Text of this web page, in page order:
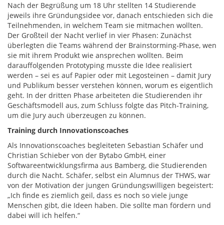
Nach der Begrüßung um 18 Uhr stellten 14 Studierende
jeweils ihre Gründungsidee vor, danach entschieden sich die
Teilnehmenden, in welchem Team sie mitmachen wollten.
Der Großteil der Nacht verlief in vier Phasen: Zunächst
überlegten die Teams während der Brainstorming-Phase, wen
sie mit ihrem Produkt wie ansprechen wollten. Beim
darauffolgenden Prototyping musste die Idee realisiert
werden – sei es auf Papier oder mit Legosteinen – damit Jury
und Publikum besser verstehen können, worum es eigentlich
geht. In der dritten Phase arbeiteten die Studierenden ihr
Geschäftsmodell aus, zum Schluss folgte das Pitch-Training,
um die Jury auch überzeugen zu können.
Training durch Innovationscoaches
Als Innovationscoaches begleiteten Sebastian Schäfer und
Christian Schieber von der Bytabo GmbH, einer
Softwareentwicklungsfirma aus Bamberg, die Studierenden
durch die Nacht. Schäfer, selbst ein Alumnus der THWS, war
von der Motivation der jungen Gründungswilligen begeistert:
„Ich finde es ziemlich geil, dass es noch so viele junge
Menschen gibt, die Ideen haben. Die sollte man fördern und
dabei will ich helfen.“